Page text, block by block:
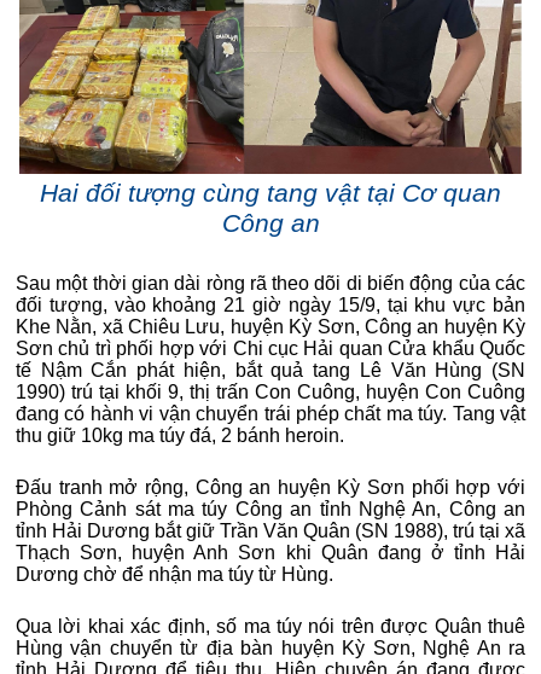
Hai đối tượng cùng tang vật tại Cơ quan
Công an
Sau một thời gian dài ròng rã theo dõi di biến động của các
đối tượng, vào khoảng 21 giờ ngày 15/9, tại khu vực bản
Khe Nằn, xã Chiêu Lưu, huyện Kỳ Sơn, Công an huyện Kỳ
Sơn chủ trì phối hợp với Chi cục Hải quan Cửa khẩu Quốc
tế Nậm Cắn phát hiện, bắt quả tang Lê Văn Hùng (SN
1990) trú tại khối 9, thị trấn Con Cuông, huyện Con Cuông
đang có hành vi vận chuyển trái phép chất ma túy. Tang vật
thu giữ 10kg ma túy đá, 2 bánh heroin.
Đấu tranh mở rộng, Công an huyện Kỳ Sơn phối hợp với
Phòng Cảnh sát ma túy Công an tỉnh Nghệ An, Công an
tỉnh Hải Dương bắt giữ Trần Văn Quân (SN 1988), trú tại xã
Thạch Sơn, huyện Anh Sơn khi Quân đang ở tỉnh Hải
Dương chờ để nhận ma túy từ Hùng.
Qua lời khai xác định, số ma túy nói trên được Quân thuê
Hùng vận chuyển từ địa bàn huyện Kỳ Sơn, Nghệ An ra
tỉnh Hải Dương để tiêu thụ. Hiện chuyên án đang được